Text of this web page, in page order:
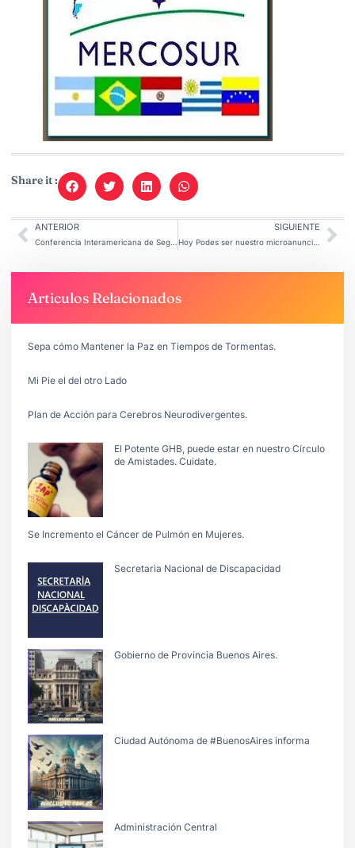
Share it :
ANTERIOR SIGUIENTE
Hoy Podes ser nuestro microanunciante
Articulos Relacionados
Sepa cómo Mantener la Paz en Tiempos de Tormentas.
Mi Pie el del otro Lado
Plan de Acción para Cerebros Neurodivergentes.
El Potente GHB, puede estar en nuestro Círculo
de Amistades. Cuidate.
Se Incremento el Cáncer de Pulmón en Mujeres.
Secretarìa Nacional de Discapacidad
Gobierno de Provincia Buenos Aires.
Ciudad Autónoma de #BuenosAires informa
Administración Central